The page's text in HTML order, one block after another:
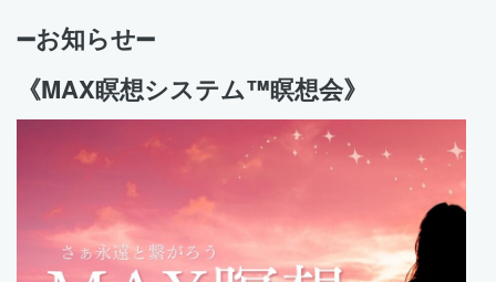
➖お知らせ➖
《MAX瞑想システム™️瞑想会》